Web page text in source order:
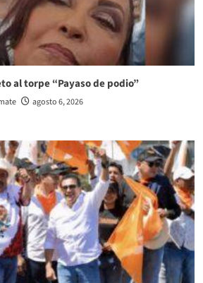
al torpe “Payaso de podio”
agosto 6, 2026